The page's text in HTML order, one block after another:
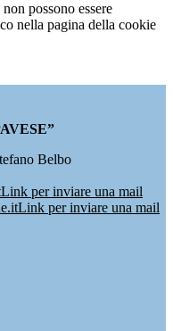
possono essere
nella pagina della cookie
Belbo
Link per inviare una mail
Link per inviare una mail